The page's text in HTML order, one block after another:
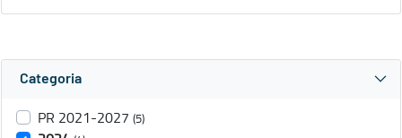
Categoria
PR 2021-2027 (5)